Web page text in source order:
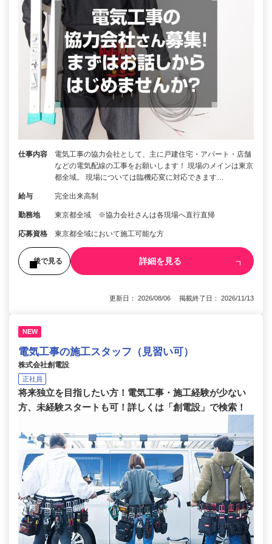
仕事内容
電気工事の協力会社として、主に戸建住宅・アパート・店舗
などの電気配線の工事をお願いします！ 現場のメインは東京
都全域。 現場については臨機応変に対応できます…
給与 完全出来高制
勤務地 東京都全域 ※協力会社さんは各現場へ直行直帰
応募資格 東京都全域において施工可能な方
後で見る 詳細を見る
更新日： 2026/08/06 掲載終了日： 2026/11/13
NEW
電気工事の施工スタッフ（見習い可）
株式会社創電設
正社員
将来独立を目指したい方！電気工事・施工経験が少ない
方、未経験スタートも可！詳しくは「創電設」で検索！